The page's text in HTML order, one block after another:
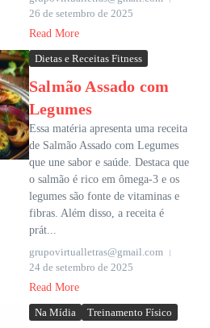
26 de setembro de 2025
Read More
Dietas e Receitas Fitness
Salmão Assado com
Legumes
Essa matéria apresenta uma receita
de Salmão Assado com Legumes
que une sabor e saúde. Destaca que
o salmão é rico em ômega-3 e os
legumes são fonte de vitaminas e
fibras. Além disso, a receita é
prát...
grupovirtualletras@gmail.com
24 de setembro de 2025
Read More
Na Mídia Treinamento Físico